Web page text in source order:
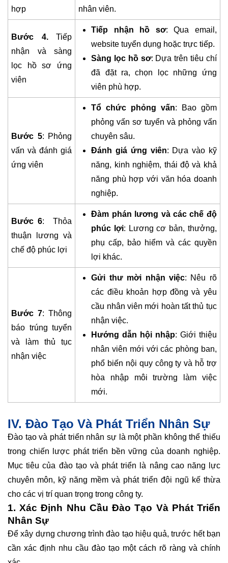
hợp
nhân viên.
Bước 4.Tiếp
nhận và sàng
lọc hồ sơ ứng
viên
Tiếp nhận hồ sơ: Qua email,
website tuyển dụng hoặc trực tiếp.
Sàng lọc hồ sơ: Dựa trên tiêu chí
đã đặt ra, chọn lọc những ứng
viên phù hợp.
Bước 5: Phỏng
vấn và đánh giá
ứng viên
Tổ chức phỏng vấn: Bao gồm
phỏng vấn sơ tuyển và phỏng vấn
chuyên sâu.
Đánh giá ứng viên: Dựa vào kỹ
năng, kinh nghiệm, thái độ và khả
năng phù hợp với văn hóa doanh
nghiệp.
Bước 6: Thỏa
thuận lương và
chế độ phúc lợi
Đàm phán lương và các chế độ
phúc lợi: Lương cơ bản, thưởng,
phụ cấp, bảo hiểm và các quyền
lợi khác.
Bước 7: Thông
báo trúng tuyển
và làm thủ tục
nhận việc
Gửi thư mời nhận việc: Nêu rõ
các điều khoản hợp đồng và yêu
cầu nhân viên mới hoàn tất thủ tục
nhận việc.
Hướng dẫn hội nhập: Giới thiệu
nhân viên mới với các phòng ban,
phổ biến nội quy công ty và hỗ trợ
hòa nhập môi trường làm việc
mới.
IV. Đào Tạo Và Phát Triển Nhân Sự
Đào tạo và phát triển nhân sự là một phần không thể thiếu
trong chiến lược phát triển bền vững của doanh nghiệp.
Mục tiêu của đào tạo và phát triển là nâng cao năng lực
chuyên môn, kỹ năng mềm và phát triển đội ngũ kế thừa
cho các vị trí quan trọng trong công ty.
1. Xác Định Nhu Cầu Đào Tạo Và Phát Triển
Nhân Sự
Để xây dựng chương trình đào tạo hiệu quả, trước hết bạn
cần xác định nhu cầu đào tạo một cách rõ ràng và chính